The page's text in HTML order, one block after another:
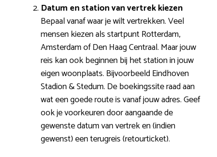
Datum en station van vertrek kiezen
Bepaal vanaf waar je wilt vertrekken. Veel
mensen kiezen als startpunt Rotterdam,
Amsterdam of Den Haag Centraal. Maar jouw
reis kan ook beginnen bij het station in jouw
eigen woonplaats. Bijvoorbeeld Eindhoven
Stadion & Stedum. De boekingssite raad aan
wat een goede route is vanaf jouw adres. Geef
ook je voorkeuren door aangaande de
gewenste datum van vertrek en (indien
gewenst) een terugreis (retourticket).